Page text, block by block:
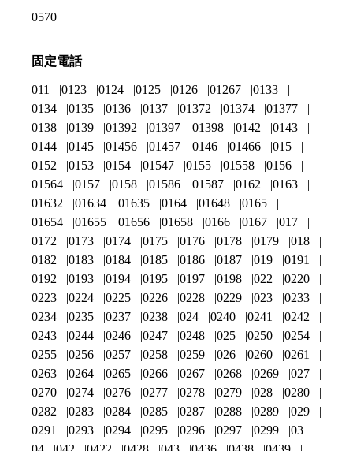
0570
固定電話
011 0123 0124 0125 0126 01267
0133
0134
0135 0136 0137 01372 01374
01377
0138
0139 01392 01397 01398 0142
0143
0144
0145 01456 01457 0146 01466
015
0152
0153 0154 01547 0155 01558
0156
01564
0157 0158 01586 01587 0162
0163
01632
01634 01635 0164 01648
0165
01654
01655 01656 01658 0166 0167
017
0172
0173 0174 0175 0176 0178 0179
018
0182
0183 0184 0185 0186 0187 019
0191
0192
0193 0194 0195 0197 0198 022
0220
0223
0224 0225 0226 0228 0229 023
0233
0234
0235 0237 0238 024 0240 0241
0242
0243
0244 0246 0247 0248 025 0250
0254
0255
0256 0257 0258 0259 026 0260
0261
0263
0264 0265 0266 0267 0268 0269
027
0270
0274 0276 0277 0278 0279 028
0280
0282
0283 0284 0285 0287 0288 0289
029
0291
0293 0294 0295 0296 0297 0299
03